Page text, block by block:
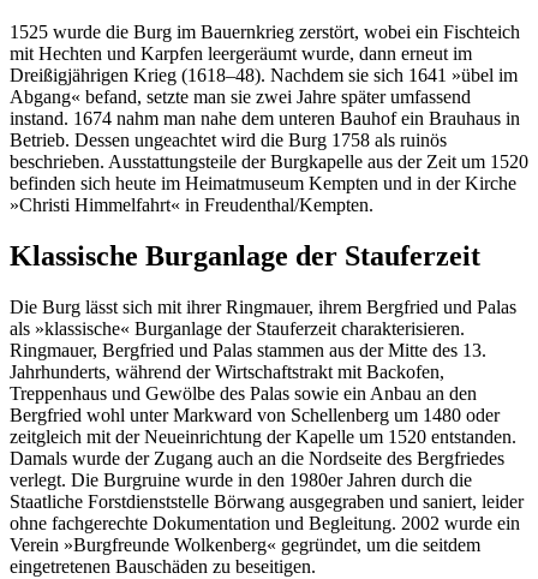
1525 wurde die Burg im Bauernkrieg zerstört, wobei ein Fischteich
mit Hechten und Karpfen leergeräumt wurde, dann erneut im
Dreißigjährigen Krieg (1618–48). Nachdem sie sich 1641 »übel im
Abgang« befand, setzte man sie zwei Jahre später umfassend
instand. 1674 nahm man nahe dem unteren Bauhof ein Brauhaus in
Betrieb. Dessen ungeachtet wird die Burg 1758 als ruinös
beschrieben. Ausstattungsteile der Burgkapelle aus der Zeit um 1520
befinden sich heute im Heimatmuseum Kempten und in der Kirche
»Christi Himmelfahrt« in Freudenthal/Kempten.
Klassische Burganlage der Stauferzeit
Die Burg lässt sich mit ihrer Ringmauer, ihrem Bergfried und Palas
als »klassische« Burganlage der Stauferzeit charakterisieren.
Ringmauer, Bergfried und Palas stammen aus der Mitte des 13.
Jahrhunderts, während der Wirtschaftstrakt mit Backofen,
Treppenhaus und Gewölbe des Palas sowie ein Anbau an den
Bergfried wohl unter Markward von Schellenberg um 1480 oder
zeitgleich mit der Neueinrichtung der Kapelle um 1520 entstanden.
Damals wurde der Zugang auch an die Nordseite des Bergfriedes
verlegt. Die Burgruine wurde in den 1980er Jahren durch die
Staatliche Forstdienststelle Börwang ausgegraben und saniert, leider
ohne fachgerechte Dokumentation und Begleitung. 2002 wurde ein
Verein »Burgfreunde Wolkenberg« gegründet, um die seitdem
eingetretenen Bauschäden zu beseitigen.